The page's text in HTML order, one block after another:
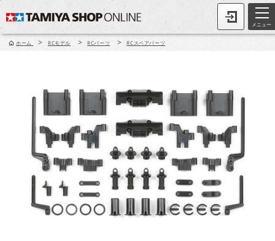
メニュー
ホーム > RCモデル > RCパーツ > RCスペアパーツ